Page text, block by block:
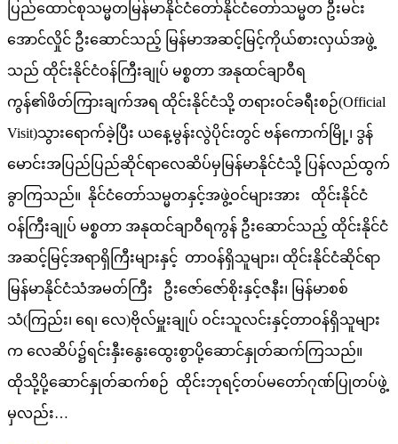
ပြည်ထောင်စုသမ္မတမြန်မာနိုင်ငံတော်နိုင်ငံတော်သမ္မတ ဦးမင်း
အောင်လှိုင် ဦးဆောင်သည့် မြန်မာအဆင့်မြင့်ကိုယ်စားလှယ်အဖွဲ့
သည် ထိုင်းနိုင်ငံဝန်ကြီးချုပ် မစ္စတာ အနုထင်ချာဝီရ
ကွန်၏ဖိတ်ကြားချက်အရ ထိုင်းနိုင်ငံသို့ တရားဝင်ခရီးစဉ်(Official
Visit)သွားရောက်ခဲ့ပြီး ယနေ့မွန်းလွဲပိုင်းတွင် ဗန်ကောက်မြို့၊ ဒွန်
မောင်းအပြည်ပြည်ဆိုင်ရာလေဆိပ်မှမြန်မာနိုင်ငံသို့ ပြန်လည်ထွက်
ခွာကြသည်။ နိုင်ငံတော်သမ္မတနှင့်အဖွဲ့ဝင်များအား ထိုင်းနိုင်ငံ
ဝန်ကြီးချုပ် မစ္စတာ အနုထင်ချာဝီရကွန် ဦးဆောင်သည့် ထိုင်းနိုင်ငံ
အဆင့်မြင့်အရာရှိကြီးများနှင့် တာဝန်ရှိသူများ၊ ထိုင်းနိုင်ငံဆိုင်ရာ
မြန်မာနိုင်ငံသံအမတ်ကြီး ဦးဇော်ဇော်စိုးနှင့်ဇနီး၊ မြန်မာစစ်
သံ(ကြည်း၊ ရေ၊ လေ)ဗိုလ်မှူးချုပ် ဝင်းသူလင်းနှင့်တာဝန်ရှိသူများ
က လေဆိပ်၌ရင်းနှီးနွေးထွေးစွာပို့ဆောင်နှုတ်ဆက်ကြသည်။
ထိုသို့ပို့ဆောင်နှုတ်ဆက်စဉ် ထိုင်းဘုရင့်တပ်မတော်ဂုဏ်ပြုတပ်ဖွဲ့
မှလည်း…